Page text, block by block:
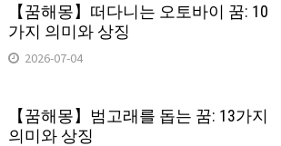
【꿈해몽】떠다니는 오토바이 꿈: 10
가지 의미와 상징
2026-07-04
【꿈해몽】범고래를 돕는 꿈: 13가지
의미와 상징